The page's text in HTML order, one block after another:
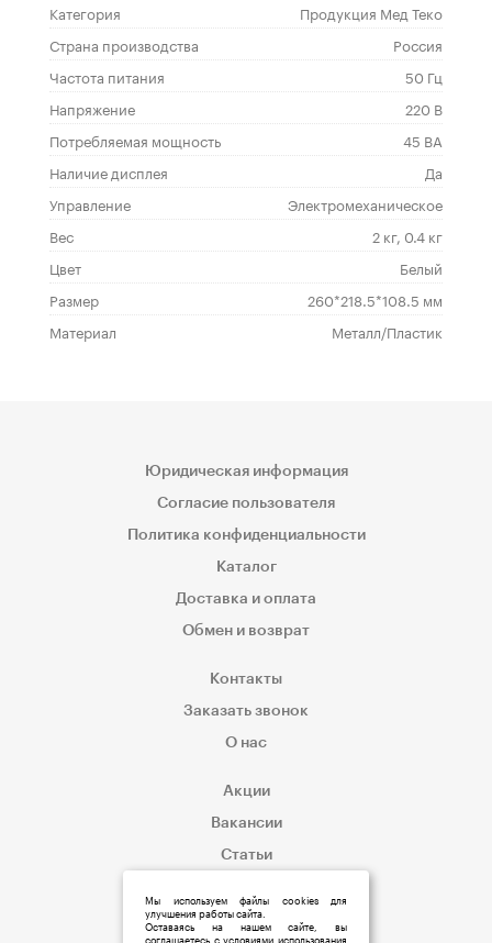
Категория
Продукция Мед Теко
Страна производства
Россия
Частота питания
50 Гц
Напряжение
220 В
Потребляемая мощность
45 ВА
Наличие дисплея
Да
Управление
Электромеханическое
Вес
2 кг, 0.4 кг
Цвет
Белый
Размер
260*218.5*108.5 мм
Материал
Металл/Пластик
Юридическая информация
Согласие пользователя
Политика конфиденциальности
Каталог
Доставка и оплата
Обмен и возврат
Контакты
Заказать звонок
О нас
Акции
Вакансии
Статьи
Мы используем файлы cookies для
улучшения работы сайта.
Оставаясь на нашем сайте, вы
соглашаетесь с условиями использования